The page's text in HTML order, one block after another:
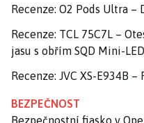
Recenze: O2 Pods Ultra –
Recenze: TCL 75C7L –
jasu s obřím SQD Mini-
Recenze: JVC XS-E934B
BEZPEČNOST
Bezpečnostní fiasko v